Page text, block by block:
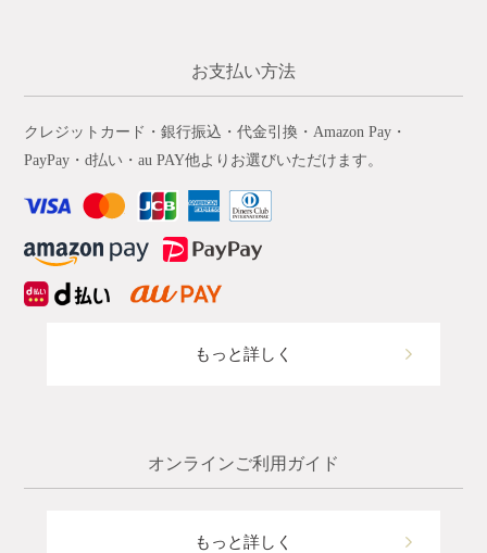
お支払い方法
クレジットカード・銀行振込・代金引換・Amazon Pay・
PayPay・d払い・au PAY他よりお選びいただけます。
もっと詳しく
オンラインご利用ガイド
もっと詳しく